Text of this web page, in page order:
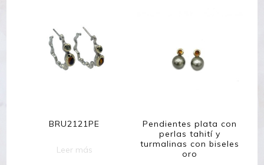
BRU2121PE
Leer más
Pendientes plata con
perlas tahití y
turmalinas con biseles
oro